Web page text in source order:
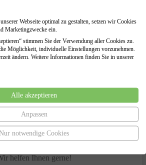
für Verbraucher und Selbstständige
Verhandlungen mit den Gläubigern
zur Vermeidung des
und Begleitung durch das
dem Insolvenzgericht und dem
Sie Fragen?
helfen Ihnen gerne!
Webseite optimal zu gestalten, setzen wir Cookies
Marketingzwecke ein.
stimmen Sie der Verwendung aller Cookies zu.
Möglichkeit, individuelle Einstellungen vorzunehmen.
ändern. Weitere Informationen finden Sie in unserer
Alle akzeptieren
Anpassen
notwendige Cookies